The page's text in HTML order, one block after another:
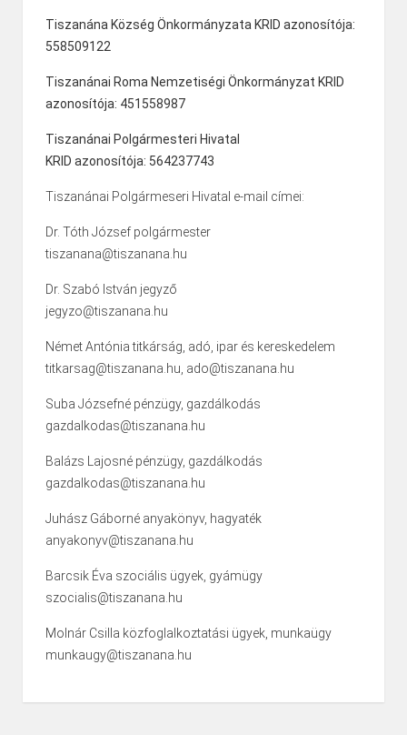
Tiszanána Község Önkormányzata KRID azonosítója:
558509122
Tiszanánai Roma Nemzetiségi Önkormányzat KRID
azonosítója: 451558987
Tiszanánai Polgármesteri Hivatal
KRID azonosítója: 564237743
Tiszanánai Polgármeseri Hivatal e-mail címei:
Dr. Tóth József polgármester
tiszanana@tiszanana.hu
Dr. Szabó István jegyző
jegyzo@tiszanana.hu
Német Antónia titkárság, adó, ipar és kereskedelem
titkarsag@tiszanana.hu, ado@tiszanana.hu
Suba Józsefné pénzügy, gazdálkodás
gazdalkodas@tiszanana.hu
Balázs Lajosné pénzügy, gazdálkodás
gazdalkodas@tiszanana.hu
Juhász Gáborné anyakönyv, hagyaték
anyakonyv@tiszanana.hu
Barcsik Éva szociális ügyek, gyámügy
szocialis@tiszanana.hu
Molnár Csilla közfoglalkoztatási ügyek, munkaügy
munkaugy@tiszanana.hu